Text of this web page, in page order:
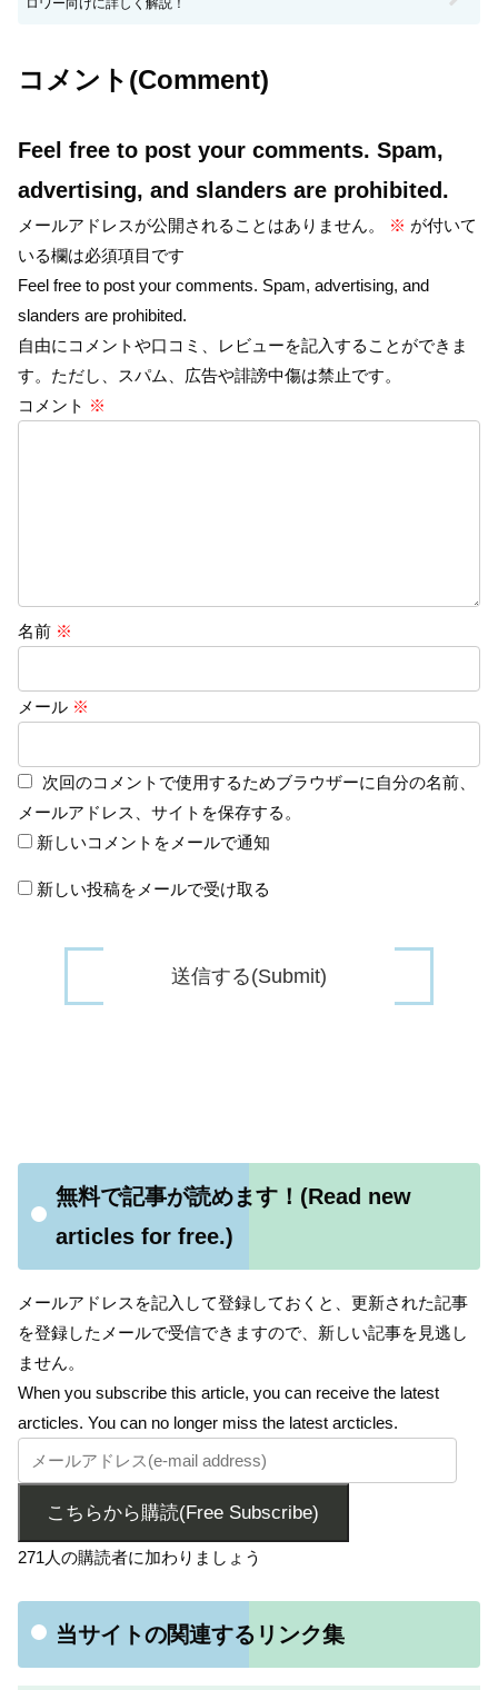
ロワー向けに詳しく解説！
コメント(Comment)
Feel free to post your comments. Spam,
advertising, and slanders are prohibited.
メールアドレスが公開されることはありません。 ※ が付いて
いる欄は必須項目です
Feel free to post your comments. Spam, advertising, and
slanders are prohibited.
自由にコメントや口コミ、レビューを記入することができま
す。ただし、スパム、広告や誹謗中傷は禁止です。
コメント ※
名前 ※
メール ※
次回のコメントで使用するためブラウザーに自分の名前、
メールアドレス、サイトを保存する。
新しいコメントをメールで通知
新しい投稿をメールで受け取る
無料で記事が読めます！(Read new
articles for free.)
メールアドレスを記入して登録しておくと、更新された記事
を登録したメールで受信できますので、新しい記事を見逃し
ません。
When you subscribe this article, you can receive the latest
arcticles. You can no longer miss the latest arcticles.
こちらから購読(Free Subscribe)
271人の購読者に加わりましょう
当サイトの関連するリンク集